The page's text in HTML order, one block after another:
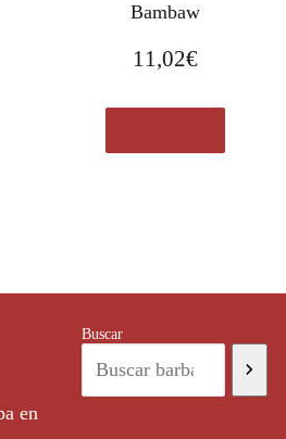
Bambaw
11,02€
en
Buscar